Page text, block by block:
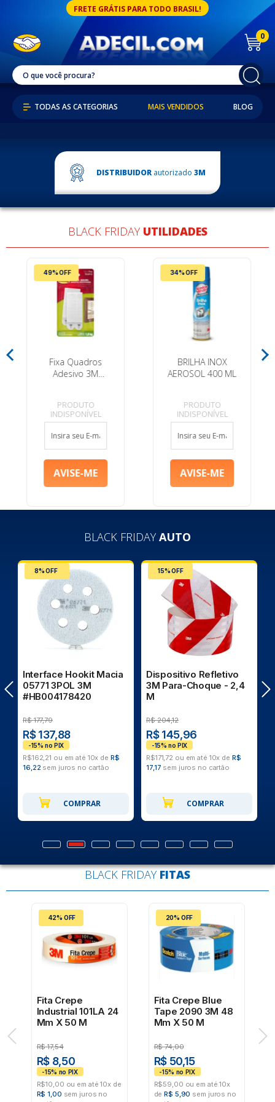
FRETE GRÁTIS PARA TODO BRASIL!
0
MAIS VENDIDOS BLOG
DISTRIBUIDORautorizado 3M
BLACK FRIDAY UTILIDADES
49% OFF
Fixa Quadros
Adesivo 3M
PRODUTO
INDISPONÍVEL
34% OFF
BRILHA INOX
AEROSOL 400 ML
PRODUTO
INDISPONÍVEL
BLACK FRIDAY AUTO
8% OFF
Interface Hookit Macia
05771 3POL 3M
#HB004178420
R$ 177,79
R$ 137,88
R$162,21 ou em até 10x de R$
16,22 sem juros no cartão
COMPRAR
15% OFF
Dispositivo Refletivo
3M Para-Choque - 2,4
M
R$ 204,12
R$ 145,96
R$171,72 ou em até 10x de R$
17,17 sem juros no cartão
COMPRAR
BLACK FRIDAY FITAS
42% OFF
Fita Crepe
Industrial 101LA 24
Mm X 50 M
R$ 17,54
R$ 8,50
R$10,00 ou em até 10x de
R$ 1,00 sem juros no
20% OFF
Fita Crepe Blue
Tape 2090 3M 48
Mm X 50 M
R$ 74,00
R$ 50,15
R$59,00 ou em até 10x
deR$ 5,90 sem juros no